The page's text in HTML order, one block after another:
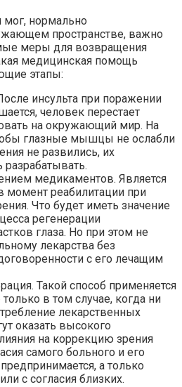
мог, нормально
пространстве, важно
меры для возвращения
медицинская помощь
этапы:
инсульта при поражении
человек перестает
на окружающий мир. На
глазные мышцы не ослабли
не развились, их
разрабатывать.
медикаментов. Является
момент реабилитации при
Что будет иметь значение
регенерации
глаза. Но при этом не
лекарства без
с его лечащим
Такой способ применяется
в том случае, когда ни
лекарственных
оказать высокого
на коррекцию зрения
самого больного и его
а только
с согласия близких.